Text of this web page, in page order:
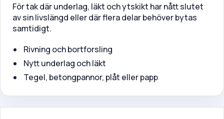
För tak där underlag, läkt och ytskikt har nått slutet
av sin livslängd eller där flera delar behöver bytas
samtidigt.
Rivning och bortforsling
Nytt underlag och läkt
Tegel, betongpannor, plåt eller papp